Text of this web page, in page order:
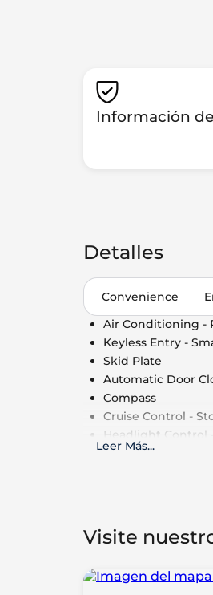
Información
Detalles
Convenience
Air Conditioning -
Keyless Entry -
Skid Plate
Automatic Door
Compass
Cruise Control -
Headlight Control
Keyless Entry -
Power Outlet - 110V
Air Conditioning -
Automatic Door
Leer Más...
Visite